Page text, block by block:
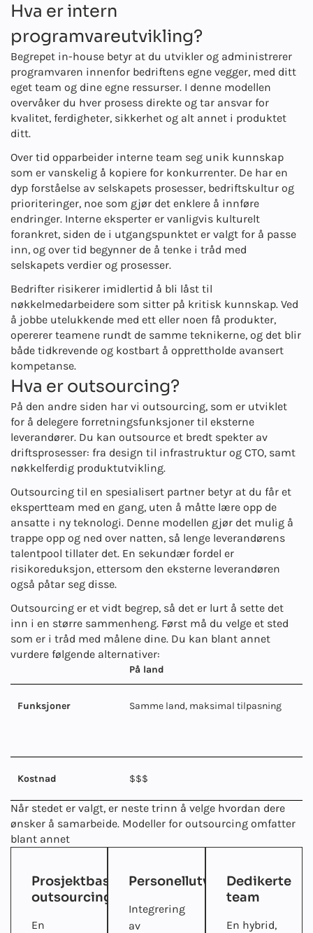
Hva er intern
programvareutvikling?
Begrepet in-house betyr at du utvikler og administrerer
programvaren innenfor bedriftens egne vegger, med ditt
eget team og dine egne ressurser. I denne modellen
overvåker du hver prosess direkte og tar ansvar for
kvalitet, ferdigheter, sikkerhet og alt annet i produktet
ditt.
Over tid opparbeider interne team seg unik kunnskap
som er vanskelig å kopiere for konkurrenter. De har en
dyp forståelse av selskapets prosesser, bedriftskultur og
prioriteringer, noe som gjør det enklere å innføre
endringer. Interne eksperter er vanligvis kulturelt
forankret, siden de i utgangspunktet er valgt for å passe
inn, og over tid begynner de å tenke i tråd med
selskapets verdier og prosesser.
Bedrifter risikerer imidlertid å bli låst til
nøkkelmedarbeidere som sitter på kritisk kunnskap. Ved
å jobbe utelukkende med ett eller noen få produkter,
opererer teamene rundt de samme teknikerne, og det blir
både tidkrevende og kostbart å opprettholde avansert
kompetanse.
Hva er outsourcing?
På den andre siden har vi outsourcing, som er utviklet
for å delegere forretningsfunksjoner til eksterne
leverandører. Du kan outsource et bredt spekter av
driftsprosesser: fra design til infrastruktur og CTO, samt
nøkkelferdig produktutvikling.
Outsourcing til en spesialisert partner betyr at du får et
ekspertteam med en gang, uten å måtte lære opp de
ansatte i ny teknologi. Denne modellen gjør det mulig å
trappe opp og ned over natten, så lenge leverandørens
talentpool tillater det. En sekundær fordel er
risikoreduksjon, ettersom den eksterne leverandøren
også påtar seg disse.
Outsourcing er et vidt begrep, så det er lurt å sette det
inn i en større sammenheng. Først må du velge et sted
som er i tråd med målene dine. Du kan blant annet
vurdere følgende alternativer:
På land
Funksjoner Samme land, maksimal tilpasning
Kostnad $$$
Når stedet er valgt, er neste trinn å velge hvordan dere
ønsker å samarbeide. Modeller for outsourcing omfatter
blant annet
Prosjektbasert
outsourcing
En
Personellutvidelse
Integrering
av
Dedikerte
team
En hybrid,